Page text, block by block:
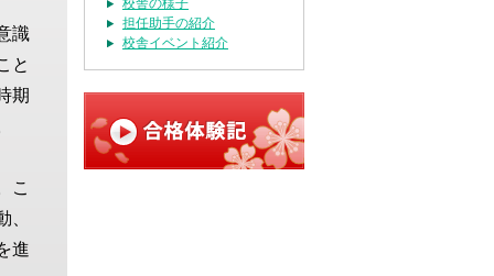
識
と
期
こ
進
校舎の様子
担任助手の紹介
校舎イベント紹介